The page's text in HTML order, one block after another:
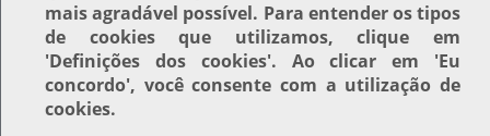
mais agradável possível. Para entender os tipos
de cookies que utilizamos, clique em
'Definições dos cookies'. Ao clicar em 'Eu
concordo', você consente com a utilização de
cookies.